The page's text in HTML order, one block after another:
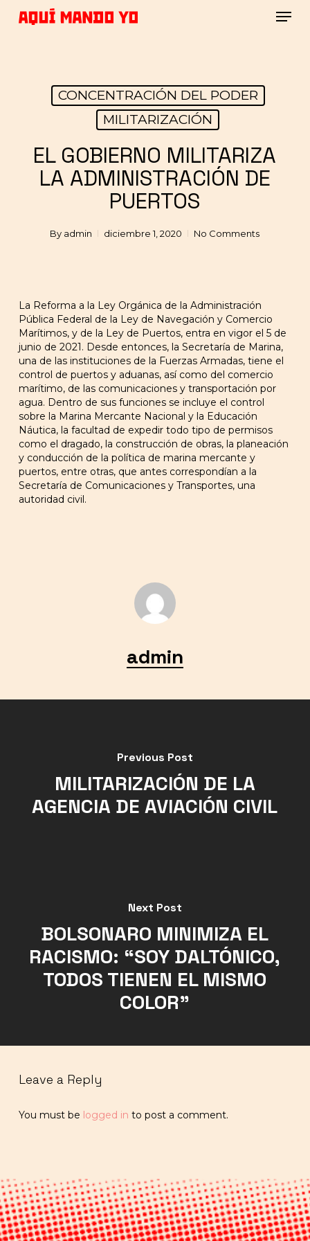
CONCENTRACIÓN DEL PODER
MILITARIZACIÓN
EL GOBIERNO MILITARIZA
LA ADMINISTRACIÓN DE
PUERTOS
By admin diciembre 1, 2020 No Comments
La Reforma a la Ley Orgánica de la Administración
Pública Federal de la Ley de Navegación y Comercio
Marítimos, y de la Ley de Puertos, entra en vigor el 5 de
junio de 2021. Desde entonces, la Secretaría de Marina,
una de las instituciones de la Fuerzas Armadas, tiene el
control de puertos y aduanas, así como del comercio
marítimo, de las comunicaciones y transportación por
agua. Dentro de sus funciones se incluye el control
sobre la Marina Mercante Nacional y la Educación
Náutica, la facultad de expedir todo tipo de permisos
como el dragado, la construcción de obras, la planeación
y conducción de la política de marina mercante y
puertos, entre otras, que antes correspondían a la
Secretaría de Comunicaciones y Transportes, una
autoridad civil.
admin
Previous Post
MILITARIZACIÓN DE LA
AGENCIA DE AVIACIÓN CIVIL
Next Post
BOLSONARO MINIMIZA EL
RACISMO: “SOY DALTÓNICO,
TODOS TIENEN EL MISMO
COLOR”
Leave a Reply
You must be logged in to post a comment.